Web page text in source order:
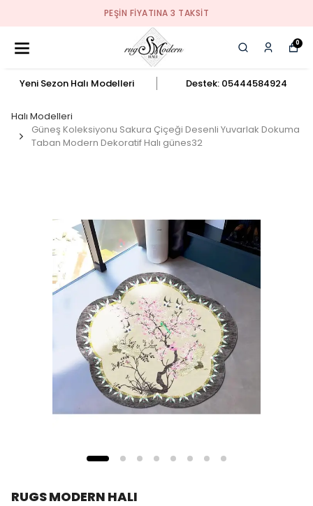
PEŞIN FIYATINA 3 TAKSIT
0
Yeni Sezon Halı Modelleri Destek: 05444584924
Halı Modelleri
Güneş Koleksiyonu Sakura Çiçeği Desenli Yuvarlak Dokuma
Taban Modern Dekoratif Halı günes32
RUGS MODERN HALI